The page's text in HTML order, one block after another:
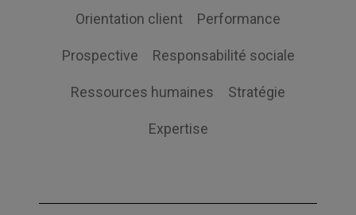
Orientation client Performance
Prospective Responsabilité sociale
Ressources humaines Stratégie
Expertise